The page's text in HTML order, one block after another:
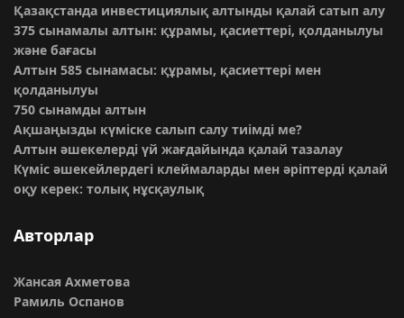
Қазақстанда инвестициялық алтынды қалай сатып алу
375 сынамалы алтын: құрамы, қасиеттері, қолданылуы
және бағасы
Алтын 585 сынамасы: құрамы, қасиеттері мен
қолданылуы
750 сынамды алтын
Ақшаңызды күміске салып салу тиімді ме?
Алтын әшекелерді үй жағдайында қалай тазалау
Күміс әшекейлердегі клеймаларды мен әріптерді қалай
оқу керек: толық нұсқаулық
Авторлар
Жансая Ахметова
Рамиль Оспанов